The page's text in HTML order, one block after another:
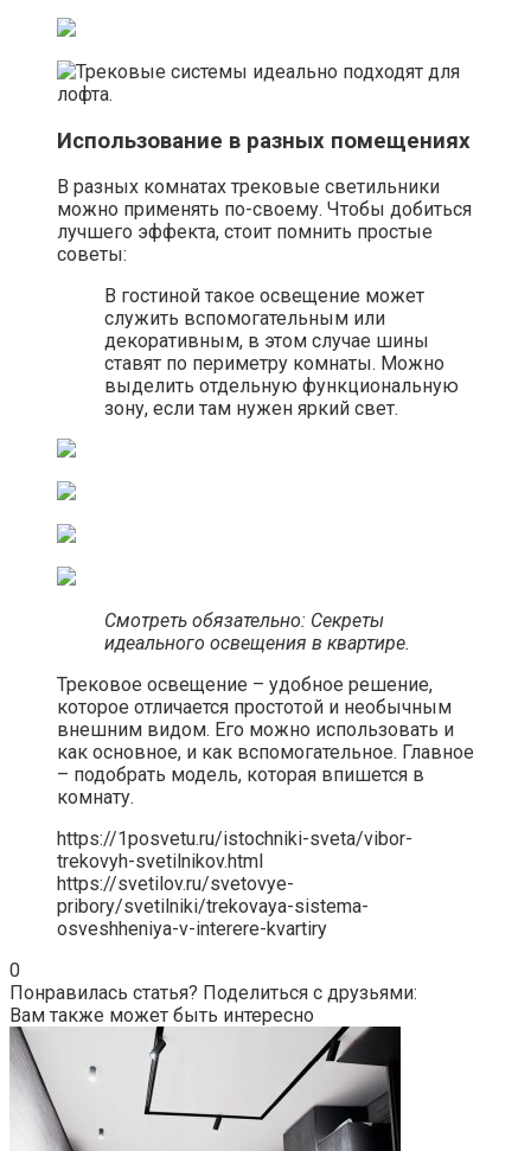
Использование в разных помещениях
В разных комнатах трековые светильники
можно применять по-своему. Чтобы добиться
лучшего эффекта, стоит помнить простые
советы:
В гостиной такое освещение может
служить вспомогательным или
декоративным, в этом случае шины
ставят по периметру комнаты. Можно
выделить отдельную функциональную
зону, если там нужен яркий свет.
Смотреть обязательно: Секреты
идеального освещения в квартире.
Трековое освещение – удобное решение,
которое отличается простотой и необычным
внешним видом. Его можно использовать и
как основное, и как вспомогательное. Главное
– подобрать модель, которая впишется в
комнату.
https://1posvetu.ru/istochniki-sveta/vibor-
trekovyh-svetilnikov.html
https://svetilov.ru/svetovye-
pribory/svetilniki/trekovaya-sistema-
osveshheniya-v-interere-kvartiry
0
Понравилась статья? Поделиться с друзьями:
Вам также может быть интересно